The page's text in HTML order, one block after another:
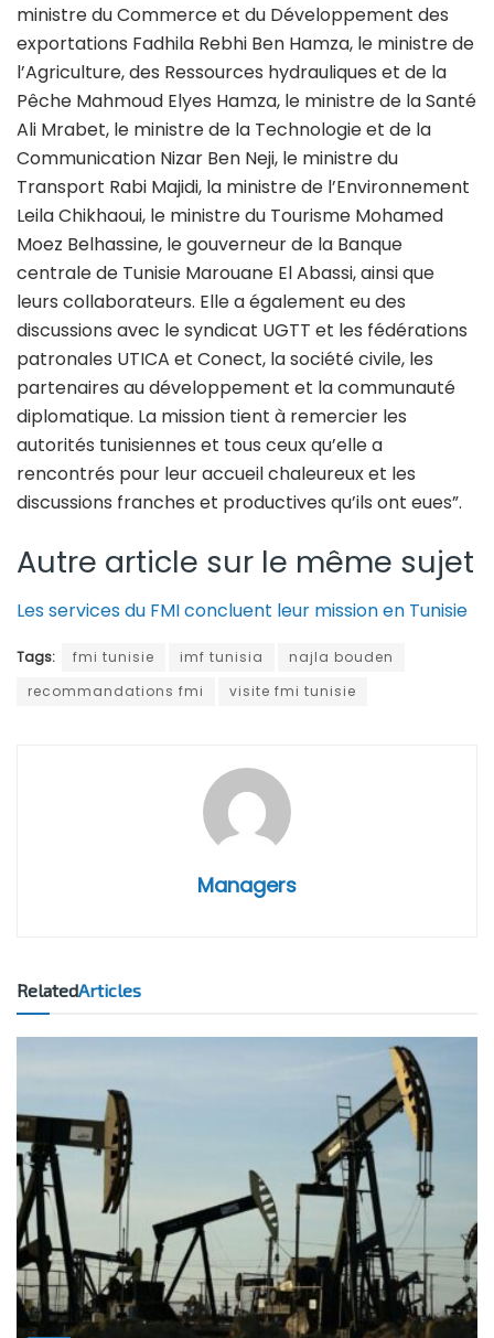
ministre du Commerce et du Développement des
exportations Fadhila Rebhi Ben Hamza, le ministre de
l’Agriculture, des Ressources hydrauliques et de la
Pêche Mahmoud Elyes Hamza, le ministre de la Santé
Ali Mrabet, le ministre de la Technologie et de la
Communication Nizar Ben Neji, le ministre du
Transport Rabi Majidi, la ministre de l’Environnement
Leila Chikhaoui, le ministre du Tourisme Mohamed
Moez Belhassine, le gouverneur de la Banque
centrale de Tunisie Marouane El Abassi, ainsi que
leurs collaborateurs. Elle a également eu des
discussions avec le syndicat UGTT et les fédérations
patronales UTICA et Conect, la société civile, les
partenaires au développement et la communauté
diplomatique. La mission tient à remercier les
autorités tunisiennes et tous ceux qu’elle a
rencontrés pour leur accueil chaleureux et les
discussions franches et productives qu’ils ont eues”.
Autre article sur le même sujet
Les services du FMI concluent leur mission en Tunisie
Tags: fmi tunisie imf tunisia
najla bouden
recommandations fmi
visite fmi tunisie
Managers
RelatedArticles